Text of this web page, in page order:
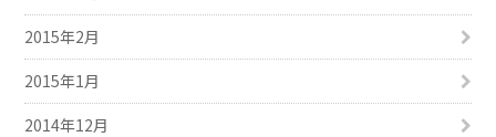
2015年2月
2015年1月
2014年12月